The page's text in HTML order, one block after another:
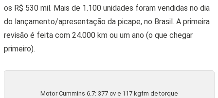
os R$ 530 mil. Mais de 1.100 unidades foram vendidas no dia
do lançamento/apresentação da picape, no Brasil. A primeira
revisão é feita com 24.000 km ou um ano (o que chegar
primeiro).
Motor Cummins 6.7: 377 cv e 117 kgfm de torque